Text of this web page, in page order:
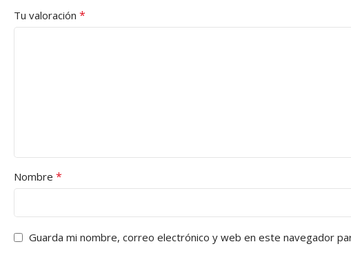
Tu valoración *
Nombre *
Guarda mi nombre, correo electrónico y web en este navegador